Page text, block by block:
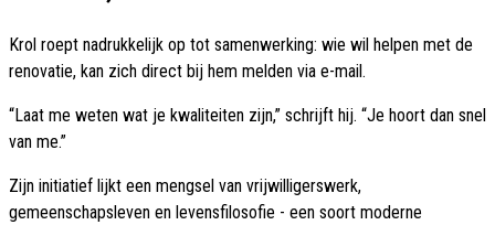
Krol roept nadrukkelijk op tot samenwerking: wie wil helpen met de
renovatie, kan zich direct bij hem melden via e-mail.
“Laat me weten wat je kwaliteiten zijn,” schrijft hij. “Je hoort dan snel
van me.”
Zijn initiatief lijkt een mengsel van vrijwilligerswerk,
gemeenschapsleven en levensfilosofie - een soort moderne